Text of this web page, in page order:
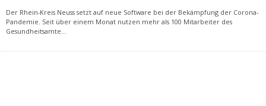
Der Rhein-Kreis Neuss setzt auf neue Software bei der Bekämpfung der Corona-
Pandemie. Seit über einem Monat nutzen mehr als 100 Mitarbeiter des
Gesundheitsamte...